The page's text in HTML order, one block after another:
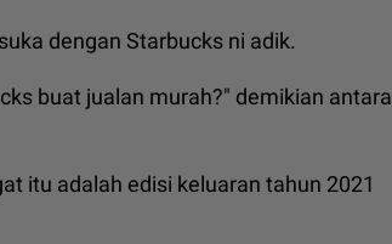
dengan Starbucks ni adik.
buat jualan murah?" demikian antara
itu adalah edisi keluaran tahun 2021